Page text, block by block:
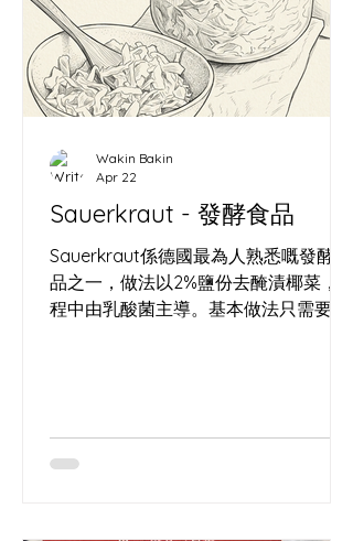
一場單向的崩塌。我從 2012 年在
WordPress 留下第一個時間戳記（
https://wallacecwko.wordpress.com/
）開始，就清楚知道一件事：在這個資
訊碎片化的時代，沒有被記錄下來的東
消亡的藝術。麵粉變成了麵包，經歷了
完美的膨脹、焦糖化，然後在幾個小時
內被咀嚼、吞嚥，化為虛無。如果我只
是一個麵包師，我的心血每天都在物理
世界裡灰飛煙滅。 這就是
www.wakinbakin.life/
Sauerkraut - 發酵食品
Sauerkraut係德國最為人熟悉嘅發酵食
品之一，做法以2%鹽份去醃漬椰菜，過
程中由乳酸菌主導。基本做法只需要椰
Wakin Bakin
Apr 22